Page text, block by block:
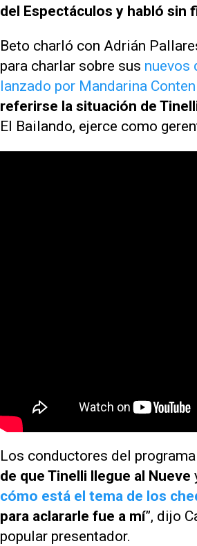
del Espectáculos y habló sin
Beto charló con Adrián
para charlar sobre sus nuevos
lanzado por Mandarina
referirse la situación de
El Bailando, ejerce como
Los conductores del
de que Tinelli llegue al Nueve
cómo está el tema de los
para aclararle fue a mí”, dijo
popular presentador.